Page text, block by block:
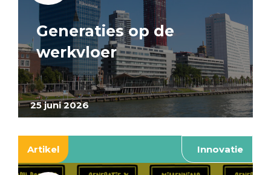
25 juni 2026
Generaties op de
werkvloer
Artikel Innovatie